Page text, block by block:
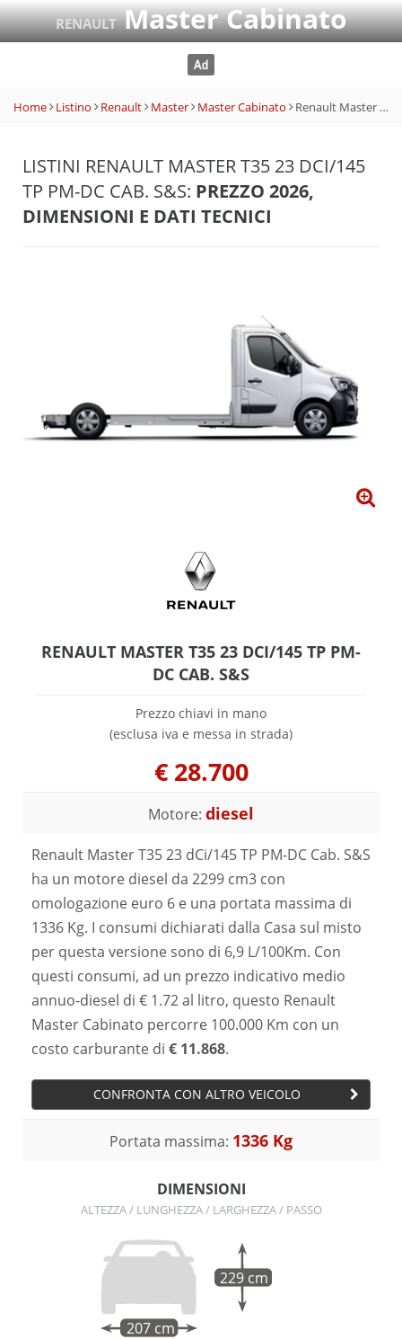
RENAULTMaster Cabinato
Home Listino Renault Master Master Cabinato Renault Master T35 23 dCi/145 TP PM-DC Cab. S&S
LISTINI RENAULT MASTER T35 23 DCI/145
TP PM-DC CAB. S&S: PREZZO 2026,
DIMENSIONI E DATI TECNICI
RENAULT MASTER T35 23 DCI/145 TP PM-
DC CAB. S&S
Prezzo chiavi in mano
(esclusa iva e messa in strada)
€ 28.700
Motore: diesel
Renault Master T35 23 dCi/145 TP PM-DC Cab. S&S
ha un motore diesel da 2299 cm3 con
omologazione euro 6 e una portata massima di
1336 Kg. I consumi dichiarati dalla Casa sul misto
per questa versione sono di 6,9 L/100Km. Con
questi consumi, ad un prezzo indicativo medio
annuo-diesel di € 1.72 al litro, questo Renault
Master Cabinato percorre 100.000 Km con un
costo carburante di € 11.868.
CONFRONTA CON ALTRO VEICOLO
Portata massima: 1336 Kg
DIMENSIONI
ALTEZZA / LUNGHEZZA / LARGHEZZA / PASSO
207 cm
229 cm